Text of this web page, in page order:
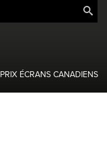
PRIX ÉCRANS CANADIENS